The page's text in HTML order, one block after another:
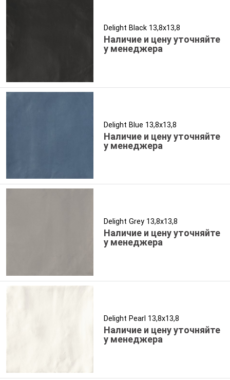
Delight Black 13,8x13,8
Наличие и цену уточняйте
у менеджера
Delight Blue 13,8x13,8
Наличие и цену уточняйте
у менеджера
Delight Grey 13,8x13,8
Наличие и цену уточняйте
у менеджера
Delight Pearl 13,8x13,8
Наличие и цену уточняйте
у менеджера